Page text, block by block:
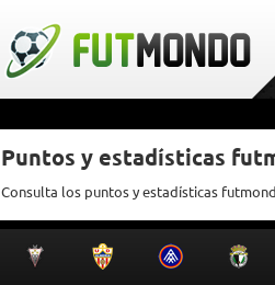
Puntos y estadísticas
Consulta los puntos y estadísticas